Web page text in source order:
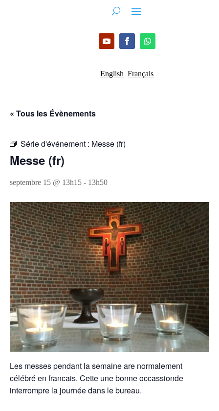
English Français
« Tous les Évènements
Série d'événement : Messe (fr)
Messe (fr)
septembre 15 @ 13h15 - 13h50
Les messes pendant la semaine are normalement
célébré en francais. Cette une bonne occassionde
interrompre la journée dans le bureau.